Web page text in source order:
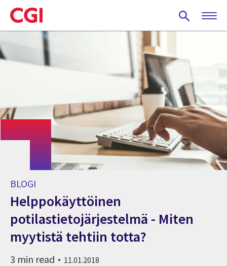
Skip
to
main
BLOGI
Helppokäyttöinen
potilastietojärjestelmä - Miten
myytistä tehtiin totta?
3 min read 11.01.2018